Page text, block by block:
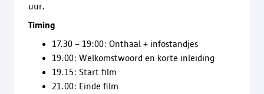
uur.
Timing
17.30 – 19:00: Onthaal + infostandjes
19.00: Welkomstwoord en korte inleiding
19.15: Start film
21.00: Einde film